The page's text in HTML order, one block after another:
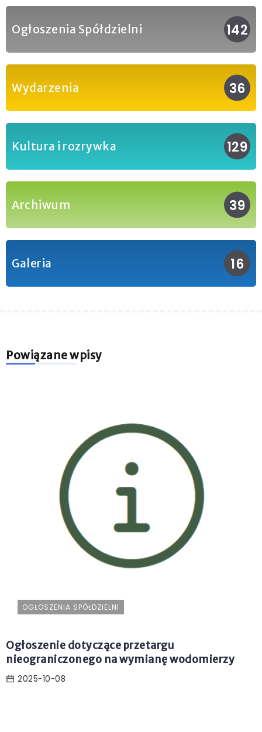
Ogłoszenia Spółdzielni 142
Wydarzenia 36
Kultura i rozrywka 129
Archiwum 39
Galeria 16
Powiązane wpisy
OGŁOSZENIA SPÓŁDZIELNI
Ogłoszenie dotyczące przetargu
nieograniczonego na wymianę wodomierzy
2025-10-08